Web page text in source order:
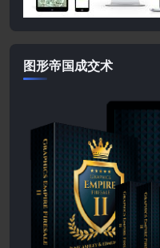
图形帝国成交术